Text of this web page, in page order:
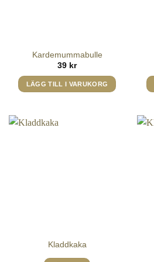
Kardemummabulle
39 kr
LÄGG TILL I VARUKORG
Kladdkaka